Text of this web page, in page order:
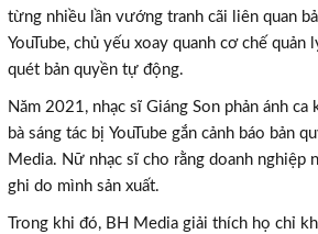
từng nhiều lần vướng tranh cãi liên quan
YouTube, chủ yếu xoay quanh cơ chế quản
quét bản quyền tự động.
Năm 2021, nhạc sĩ Giáng Son phản ánh ca
bà sáng tác bị YouTube gắn cảnh báo bản
Media. Nữ nhạc sĩ cho rằng doanh nghiệp
ghi do mình sản xuất.
Trong khi đó, BH Media giải thích họ chỉ